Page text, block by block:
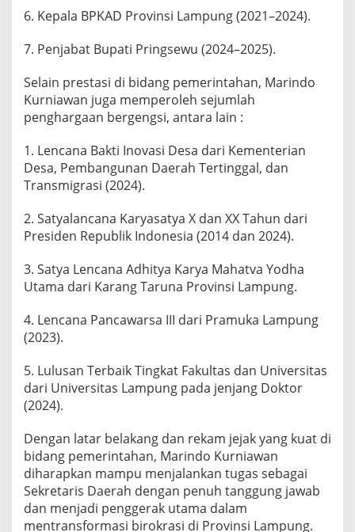
6. Kepala BPKAD Provinsi Lampung (2021–2024).
7. Penjabat Bupati Pringsewu (2024–2025).
Selain prestasi di bidang pemerintahan, Marindo
Kurniawan juga memperoleh sejumlah
penghargaan bergengsi, antara lain :
1. Lencana Bakti Inovasi Desa dari Kementerian
Desa, Pembangunan Daerah Tertinggal, dan
Transmigrasi (2024).
2. Satyalancana Karyasatya X dan XX Tahun dari
Presiden Republik Indonesia (2014 dan 2024).
3. Satya Lencana Adhitya Karya Mahatva Yodha
Utama dari Karang Taruna Provinsi Lampung.
4. Lencana Pancawarsa III dari Pramuka Lampung
(2023).
5. Lulusan Terbaik Tingkat Fakultas dan Universitas
dari Universitas Lampung pada jenjang Doktor
(2024).
Dengan latar belakang dan rekam jejak yang kuat di
bidang pemerintahan, Marindo Kurniawan
diharapkan mampu menjalankan tugas sebagai
Sekretaris Daerah dengan penuh tanggung jawab
dan menjadi penggerak utama dalam
mentransformasi birokrasi di Provinsi Lampung.